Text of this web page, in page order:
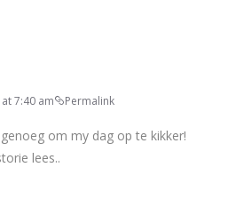
7:40 am Permalink
om my dag op te kikker!
lees..